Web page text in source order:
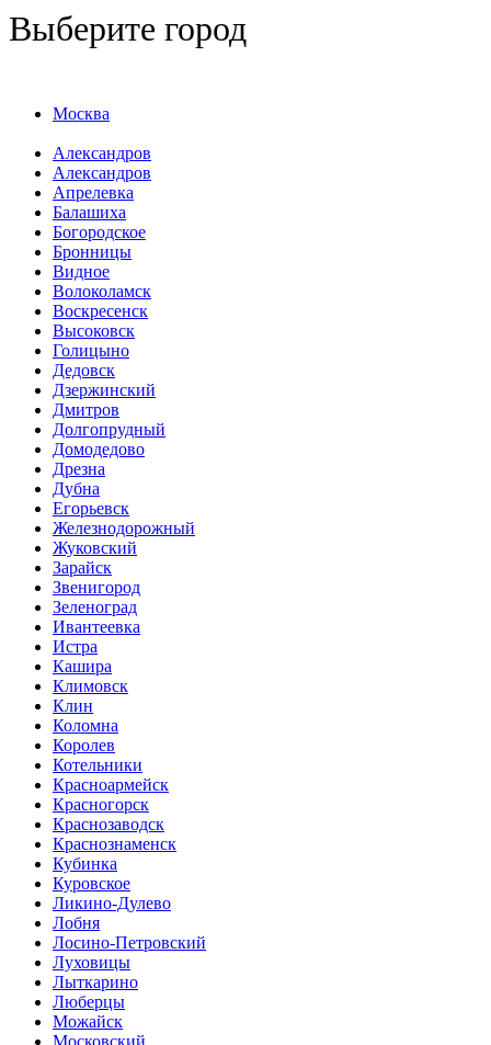
Выберите город
Москва
Александров
Александров
Апрелевка
Балашиха
Богородское
Бронницы
Видное
Волоколамск
Воскресенск
Высоковск
Голицыно
Дедовск
Дзержинский
Дмитров
Долгопрудный
Домодедово
Дрезна
Дубна
Егорьевск
Железнодорожный
Жуковский
Зарайск
Звенигород
Зеленоград
Ивантеевка
Истра
Кашира
Климовск
Клин
Коломна
Королев
Котельники
Красноармейск
Красногорск
Краснозаводск
Краснознаменск
Кубинка
Куровское
Ликино-Дулево
Лобня
Лосино-Петровский
Луховицы
Лыткарино
Люберцы
Можайск
Московский